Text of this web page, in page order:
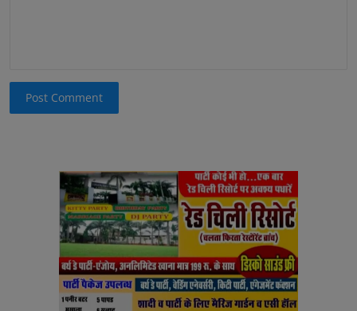
Post Comment